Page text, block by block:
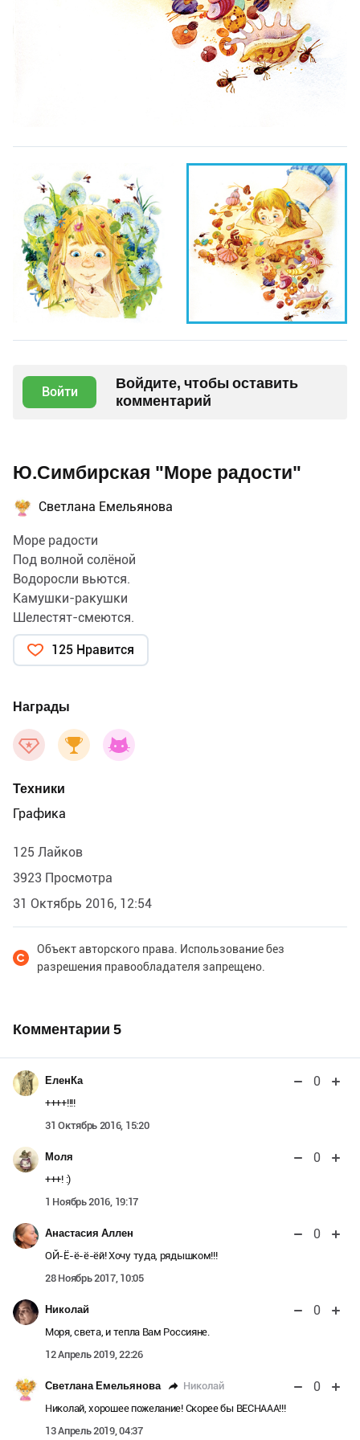
Войти
Войдите, чтобы оставить
комментарий
Ю.Симбирская "Море радости"
Светлана Емельянова
Море радости
Под волной солёной
Водоросли вьются.
Камушки-ракушки
Шелестят-смеются.
Мелкие стекляшки —
Монпансье морское
Нет у моря сладости,
Только море радости.
125 Нравится
Награды
Техники
Графика
125 Лайков
3923 Просмотра
31 Октябрь 2016, 12:54
Объект авторского права. Использование без
разрешения правообладателя запрещено.
Комментарии 5
ЕленКа 0
++++!!!!
31 Октябрь 2016, 15:20
Моля 0
+++! :)
1 Ноябрь 2016, 19:17
Анастасия Аллен 0
ОЙ-Ё-ё-ё-ёй! Хочу туда, рядышком!!!
28 Ноябрь 2017, 10:05
Николай 0
Моря, света, и тепла Вам Россияне.
12 Апрель 2019, 22:26
Светлана Емельянова Николай 0
Николай, хорошее пожелание! Скорее бы ВЕСНААА!!!
13 Апрель 2019, 04:37